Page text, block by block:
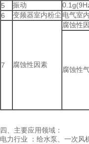
5
振动
6
变频器室内粉尘 电气室
7 腐蚀性因素
腐蚀性
腐蚀性
四、主要应用领域：
电力行业 ：给水泵、一次风